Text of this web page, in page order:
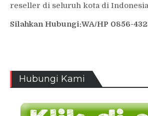
reseller di seluruh kota di Indonesia
Silahkan Hubungi:WA/HP 0856-
Hubungi Kami